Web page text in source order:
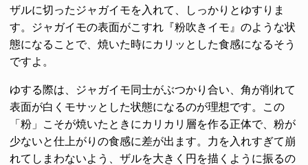
ザルに切ったジャガイモを入れて、しっかりとゆすりま
す。ジャガイモの表面がこすれ『粉吹きイモ』のような状
態になることで、焼いた時にカリッとした食感になるそう
ですよ。
ゆする際は、ジャガイモ同士がぶつかり合い、角が削れて
表面が白くモサッとした状態になるのが理想です。この
「粉」こそが焼いたときにカリカリ層を作る正体で、粉が
少ないと仕上がりの食感に差が出ます。力を入れすぎて崩
れてしまわないよう、ザルを大きく円を描くように振るの